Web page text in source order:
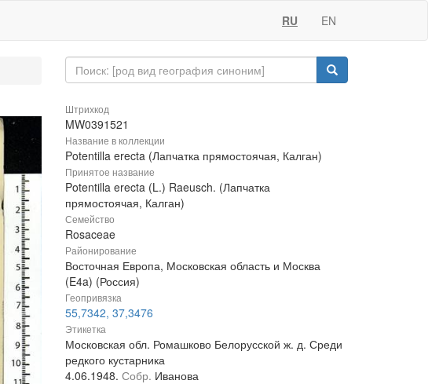
RU EN
Штрихкод
MW0391521
Название в коллекции
Potentilla erecta (Лапчатка прямостоячая, Калган)
Принятое название
Potentilla erecta (L.) Raeusch. (Лапчатка
прямостоячая, Калган)
Семейство
Rosaceae
Районирование
Восточная Европа, Московская область и Москва
(E4a) (Россия)
Геопривязка
55,7342, 37,3476
Этикетка
Московская обл. Ромашково Белорусской ж. д. Среди
редкого кустарника
4.06.1948. Собр. Иванова